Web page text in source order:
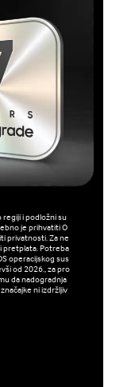
regiji i podložni su
je prihvatiti O
privatnosti. Za ne
pretplata. Potreba
operacijskog sus
od 2026., za pro
da nadogradnja
ni izdržljiv